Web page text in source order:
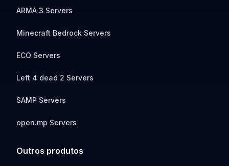
ARMA 3 Servers
Minecraft Bedrock Servers
ECO Servers
Left 4 dead 2 Servers
SAMP Servers
open.mp Servers
Outros produtos